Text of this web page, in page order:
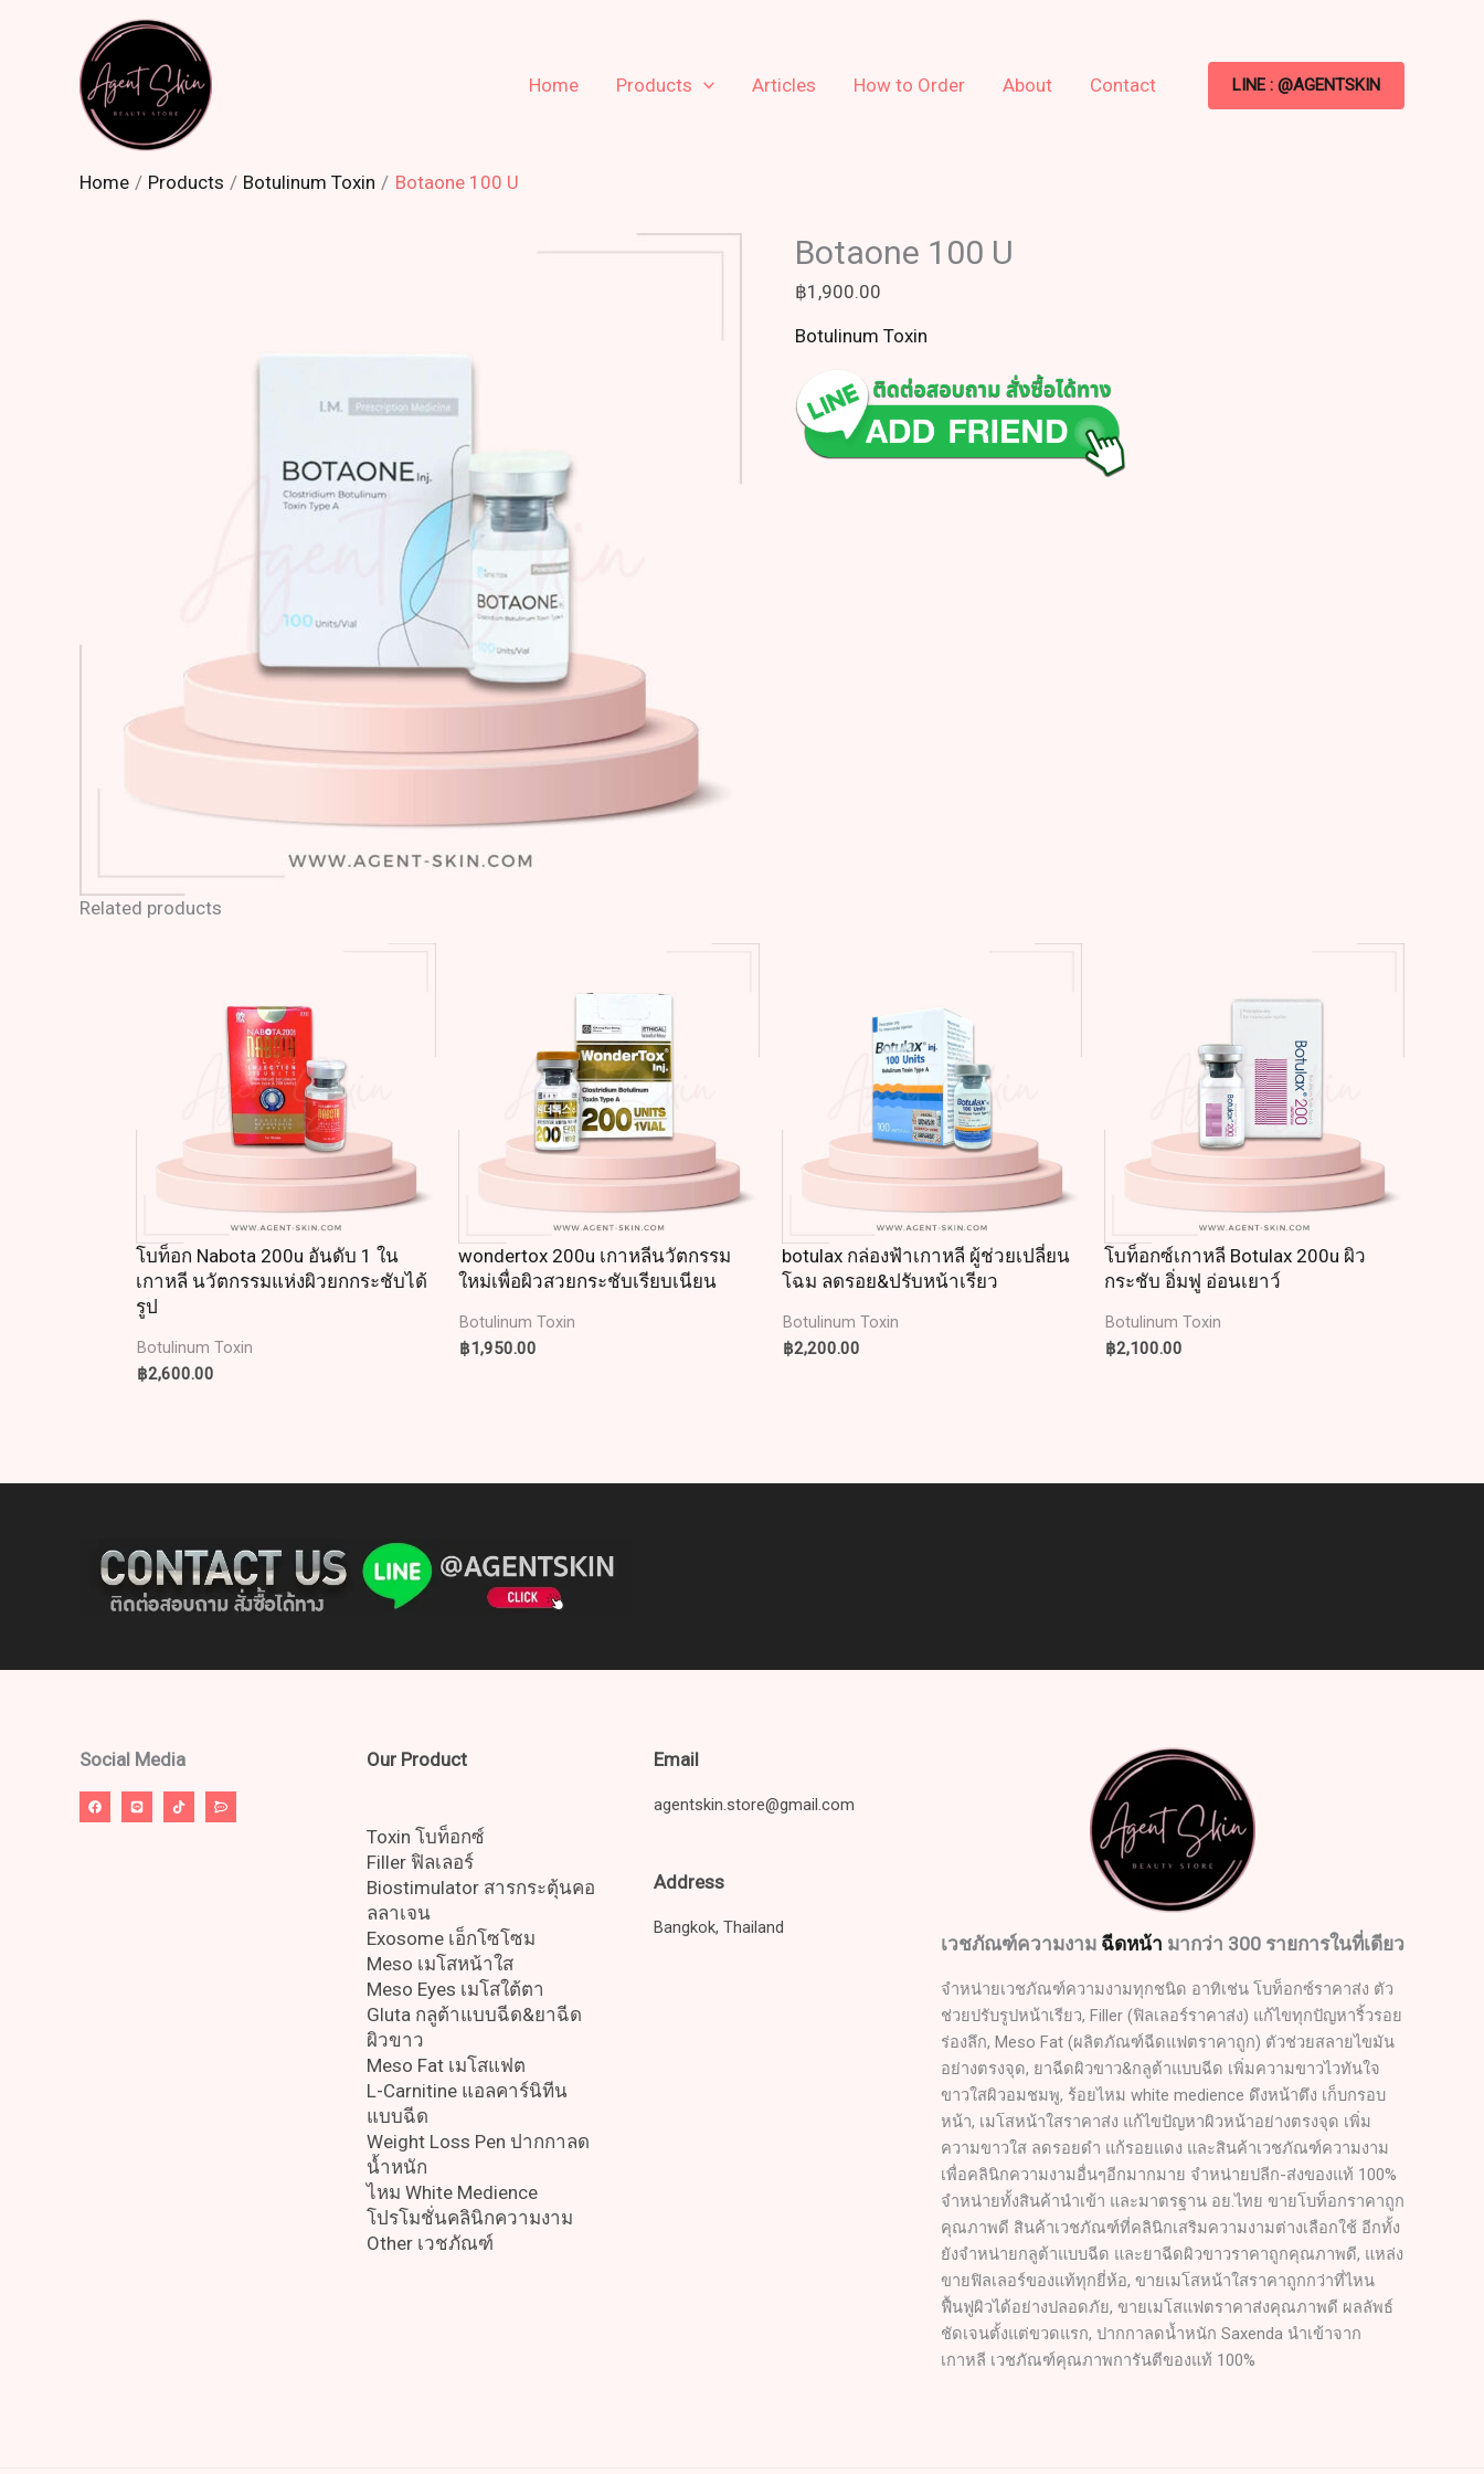
Home
Products Articles How to Order About Contact LINE : @AGENTSKIN
Home Products Botulinum Toxin Botaone 100 U
Botaone 100 U
฿1,900.00
Botulinum Toxin
Related products
โบท็อก Nabota 200u อันดับ 1 ใน
เกาหลี นวัตกรรมแห่งผิวยกกระชับได้
รูป
Botulinum Toxin
฿2,600.00
wondertox 200u เกาหลีนวัตกรรม
ใหม่เพื่อผิวสวยกระชับเรียบเนียน
Botulinum Toxin
฿1,950.00
botulax กล่องฟ้าเกาหลี ผู้ช่วยเปลี่ยน
โฉม ลดรอย&ปรับหน้าเรียว
Botulinum Toxin
฿2,200.00
โบท็อกซ์เกาหลี Botulax 200u ผิว
กระชับ อิ่มฟู อ่อนเยาว์
Botulinum Toxin
฿2,100.00
Social Media Our Product
Toxin โบท็อกซ์
Filler ฟิลเลอร์
Biostimulator สารกระตุ้นคอ
ลลาเจน
Exosome เอ็กโซโซม
Meso เมโสหน้าใส
Meso Eyes เมโสใต้ตา
Gluta กลูต้าแบบฉีด&ยาฉีด
ผิวขาว
Meso Fat เมโสแฟต
L-Carnitine แอลคาร์นิทีน
แบบฉีด
Weight Loss Pen ปากกาลด
น้ำหนัก
ไหม White Medience
โปรโมชั่นคลินิกความงาม
Other เวชภัณฑ์
Email
agentskin.store@gmail.com
Address
Bangkok, Thailand
เวชภัณฑ์ความงาม ฉีดหน้า มากว่า 300 รายการในที่เดียว
จำหน่ายเวชภัณฑ์ความงามทุกชนิด อาทิเช่น โบท็อกซ์ราคาส่ง ตัว
ช่วยปรับรูปหน้าเรียว, Filler (ฟิลเลอร์ราคาส่ง) แก้ไขทุกปัญหาริ้วรอย
ร่องลึก, Meso Fat (ผลิตภัณฑ์ฉีดแฟตราคาถูก) ตัวช่วยสลายไขมัน
อย่างตรงจุด, ยาฉีดผิวขาว&กลูต้าแบบฉีด เพิ่มความขาวไวทันใจ
ขาวใสผิวอมชมพู, ร้อยไหม white medience ดึงหน้าตึง เก็บกรอบ
หน้า, เมโสหน้าใสราคาส่ง แก้ไขปัญหาผิวหน้าอย่างตรงจุด เพิ่ม
ความขาวใส ลดรอยดำ แก้รอยแดง และสินค้าเวชภัณฑ์ความงาม
เพื่อคลินิกความงามอื่นๆอีกมากมาย จำหน่ายปลีก-ส่งของแท้ 100%
จำหน่ายทั้งสินค้านำเข้า และมาตรฐาน อย.ไทย ขายโบท็อกราคาถูก
คุณภาพดี สินค้าเวชภัณฑ์ที่คลินิกเสริมความงามต่างเลือกใช้ อีกทั้ง
ยังจำหน่ายกลูต้าแบบฉีด และยาฉีดผิวขาวราคาถูกคุณภาพดี, แหล่ง
ขายฟิลเลอร์ของแท้ทุกยี่ห้อ, ขายเมโสหน้าใสราคาถูกกว่าที่ไหน
ฟื้นฟูผิวได้อย่างปลอดภัย, ขายเมโสแฟตราคาส่งคุณภาพดี ผลลัพธ์
ชัดเจนตั้งแต่ขวดแรก, ปากกาลดน้ำหนัก Saxenda นำเข้าจาก
เกาหลี เวชภัณฑ์คุณภาพการันตีของแท้ 100%